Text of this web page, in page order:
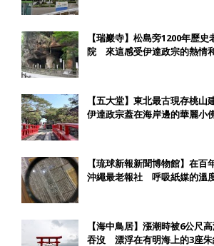
【瑞巖寺】松島旁1200年歷史
院 來這感受伊達政宗的熱情
【五大堂】東北最古現存桃山
伊達政宗蓋在海岸邊的華麗小
【琉球新報新聞博物館】在百
沖繩最老報社 呼吸紙媒的溫
【海中鳥居】漲潮時被6公尺
吞沒 漂浮在有明海上的3座朱